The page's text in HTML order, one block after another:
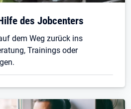
des Jobcenters
dem Weg zurück ins
Trainings oder